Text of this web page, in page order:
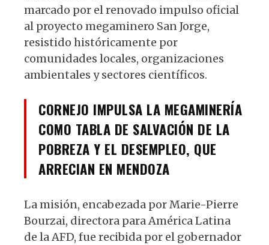
marcado por el renovado impulso oficial
al proyecto megaminero San Jorge,
resistido históricamente por
comunidades locales, organizaciones
ambientales y sectores científicos.
CORNEJO IMPULSA LA MEGAMINERÍA
COMO TABLA DE SALVACIÓN DE LA
POBREZA Y EL DESEMPLEO, QUE
ARRECIAN EN MENDOZA
La misión, encabezada por Marie-Pierre
Bourzai, directora para América Latina
de la AFD, fue recibida por el gobernador